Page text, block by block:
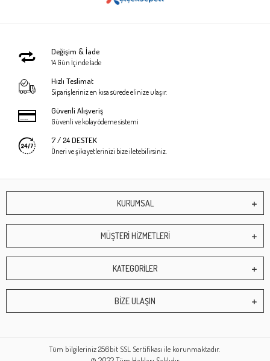
Değişim & İade
14 Gün İçinde İade
Hızlı Teslimat
Siparişleriniz en kısa sürede elinize ulaşır.
Güvenli Alışveriş
Güvenli ve kolay ödeme sistemi
7 / 24 DESTEK
Öneri ve şikayetlerinizi bize iletebilirsiniz.
KURUMSAL
MÜŞTERİ HİZMETLERİ
KATEGORİLER
BİZE ULAŞIN
Tüm bilgileriniz 256bit SSL Sertifikası ile korunmaktadır.